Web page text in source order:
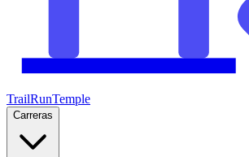
TrailRunTemple
Carreras